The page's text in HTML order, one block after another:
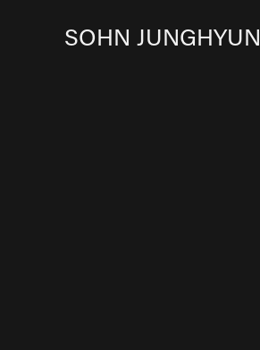
SOHN JUNGHYUN